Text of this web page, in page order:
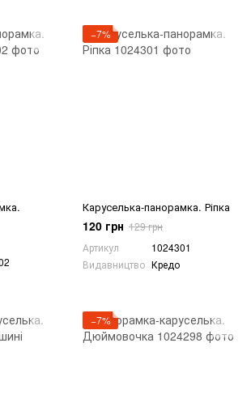
−7%
Каруселька-панорамка. Ріпка
120 грн 129 грн
Артикул
1024301
Видавництво Кредо
−7%